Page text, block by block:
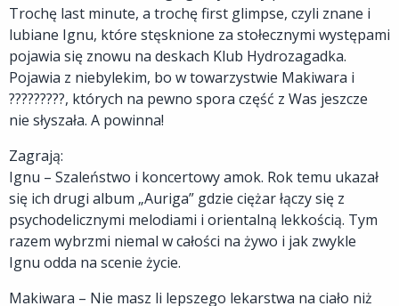
Trochę last minute, a trochę first glimpse, czyli znane i
lubiane Ignu, które stęsknione za stołecznymi występami
pojawia się znowu na deskach Klub Hydrozagadka.
Pojawia z niebylekim, bo w towarzystwie Makiwara i
?????????, których na pewno spora część z Was jeszcze
nie słyszała. A powinna!
Zagrają:
Ignu – Szaleństwo i koncertowy amok. Rok temu ukazał
się ich drugi album „Auriga” gdzie ciężar łączy się z
psychodelicznymi melodiami i orientalną lekkością. Tym
razem wybrzmi niemal w całości na żywo i jak zwykle
Ignu odda na scenie życie.
Makiwara – Nie masz li lepszego lekarstwa na ciało niż